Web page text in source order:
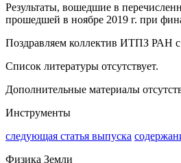
Результаты, вошедшие в
прошедшей в ноябре 2019 г. при
Поздравляем коллектив ИТПЗ РАН с
Список литературы отсутствует.
Дополнительные материалы
Инструменты
следующая статья выпуска
Физика Земли